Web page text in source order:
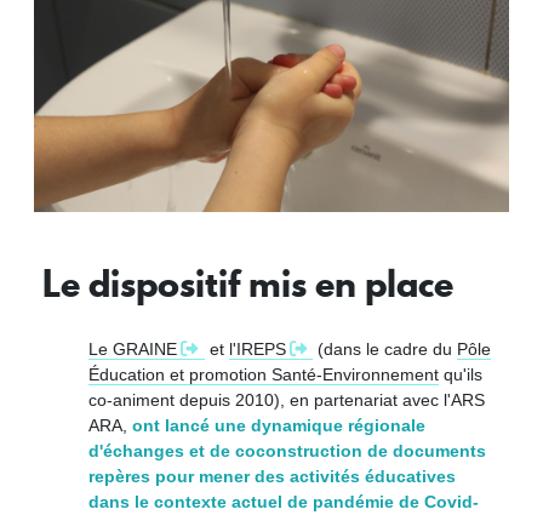
Le dispositif mis en place
Le GRAINE et l'IREPS (dans le cadre du Pôle
Éducation et promotion Santé-Environnement qu'ils
co-animent depuis 2010), en partenariat avec l'ARS
ARA, ont lancé une dynamique régionale
d'échanges et de coconstruction de documents
repères pour mener des activités éducatives
dans le contexte actuel de pandémie de Covid-